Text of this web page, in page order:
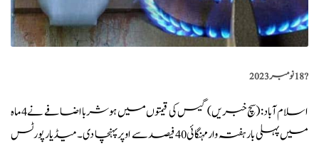
?️18 نومبر 2023
اسلام آباد: (سچ خبریں
) گیس کی قیمتوں میں ہوشربا اضافے نے 4 ماہ
میں پہلی بار ہفتہ وار مہنگائی 40 فیصد سے اوپر پہنچا دی۔میڈیا رپورٹس